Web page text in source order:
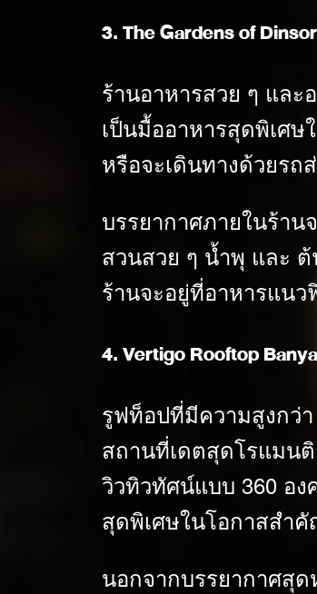
3. The Gardens of
ร้านอาหารสวย ๆ แล
เป็นมื้ออาหารสุดพิเศษ
หรือจะเดินทางด้วยร
บรรยากาศภายในร้าน
สวนสวย ๆ น้ำพุ และ
ร้านจะอยู่ที่อาหารแน
4. Vertigo Rooftop
รูฟท็อปที่มีความสูงกว่า
สถานที่เดตสุดโรแมน
วิวทิวทัศน์แบบ 360 อง
สุดพิเศษในโอกาสสำคั
นอกจากบรรยากาศสุ